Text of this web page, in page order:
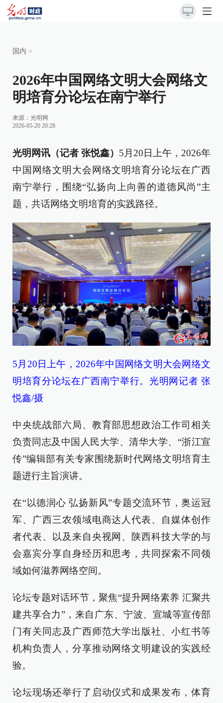
国内 >
2026年中国网络文明大会网络文
明培育分论坛在南宁举行
来源： 光明网
2026-05-20 20:28
光明网讯（记者 张悦鑫） 5月20日上午，2026年
中国网络文明大会网络文明培育分论坛在广西
南宁举行，围绕“弘扬向上向善的道德风尚”主
题，共话网络文明培育的实践路径。
5月20日上午，2026年中国网络文明大会网络文
明培育分论坛在广西南宁举行。光明网记者 张
悦鑫/摄
中央统战部六局、教育部思想政治工作司相关
负责同志及中国人民大学、清华大学、“浙江宣
传”编辑部有关专家围绕新时代网络文明培育主
题进行主旨演讲。
在“以德润心 弘扬新风”专题交流环节，奥运冠
军、广西三农领域电商达人代表、自媒体创作
者代表、以及来自央视网、陕西科技大学的与
会嘉宾分享自身经历和思考，共同探索不同领
域如何滋养网络空间。
论坛专题对话环节，聚焦“提升网络素养 汇聚共
建共享合力”，来自广东、宁波、宣城等宣传部
门有关同志及广西师范大学出版社、小红书等
机构负责人，分享推动网络文明建设的实践经
验。
论坛现场还举行了启动仪式和成果发布，体育